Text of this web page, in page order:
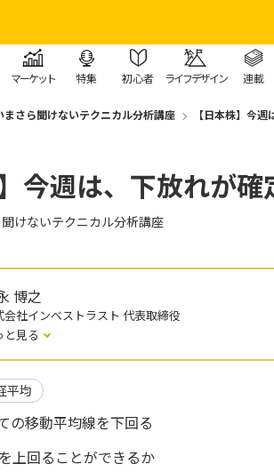
マーケット 特集 初心者 ライフデザイン 連載
まさら聞けないテクニカル分析講座 【日本株】今
】今週は、下放れが
けないテクニカル分析講座
博之
会社インベストラスト 代表取締役
と見る
平均
の移動平均線を下回る
上回ることができるか